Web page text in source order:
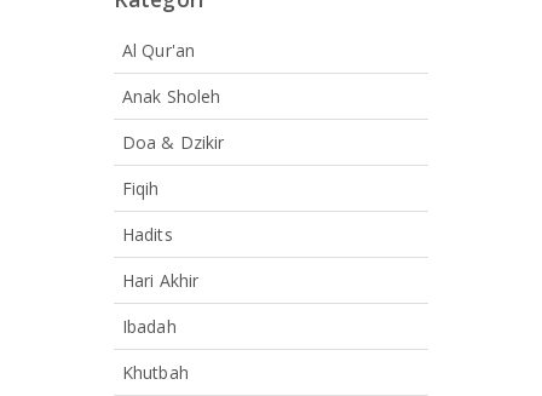
Al Qur'an
Anak Sholeh
Doa & Dzikir
Fiqih
Hadits
Hari Akhir
Ibadah
Khutbah